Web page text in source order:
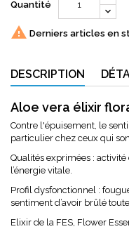
Quantité
 Derniers articles en
DESCRIPTION
Aloe vera élixir
Contre l'épuisement, le
particulier chez ceux qui
Qualités exprimées :
l’énergie vitale.
Profil dysfonctionnel :
sentiment d’avoir brûlé
Elixir de la FES, Flower